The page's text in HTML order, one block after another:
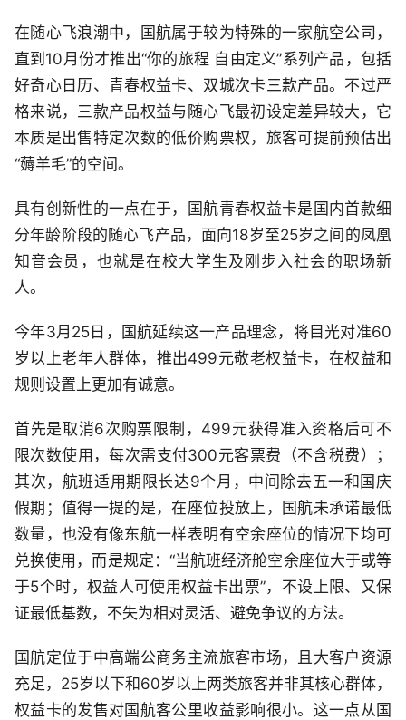
在随心飞浪潮中，国航属于较为特殊的一家航空公司，
直到10月份才推出“你的旅程 自由定义”系列产品，包括
好奇心日历、青春权益卡、双城次卡三款产品。不过严
格来说，三款产品权益与随心飞最初设定差异较大，它
本质是出售特定次数的低价购票权，旅客可提前预估出
“薅羊毛”的空间。
具有创新性的一点在于，国航青春权益卡是国内首款细
分年龄阶段的随心飞产品，面向18岁至25岁之间的凤凰
知音会员，也就是在校大学生及刚步入社会的职场新
人。
今年3月25日，国航延续这一产品理念，将目光对准60
岁以上老年人群体，推出499元敬老权益卡，在权益和
规则设置上更加有诚意。
首先是取消6次购票限制，499元获得准入资格后可不
限次数使用，每次需支付300元客票费（不含税费）；
其次，航班适用期限长达9个月，中间除去五一和国庆
假期；值得一提的是，在座位投放上，国航未承诺最低
数量，也没有像东航一样表明有空余座位的情况下均可
兑换使用，而是规定：“当航班经济舱空余座位大于或等
于5个时，权益人可使用权益卡出票”，不设上限、又保
证最低基数，不失为相对灵活、避免争议的方法。
国航定位于中高端公商务主流旅客市场，且大客户资源
充足，25岁以下和60岁以上两类旅客并非其核心群体，
权益卡的发售对国航客公里收益影响很小。这一点从国